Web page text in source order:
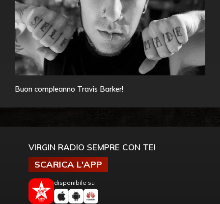
Buon compleanno Travis Barker!
VIRGIN RADIO SEMPRE CON TE!
SCARICA L'APP
disponibile su